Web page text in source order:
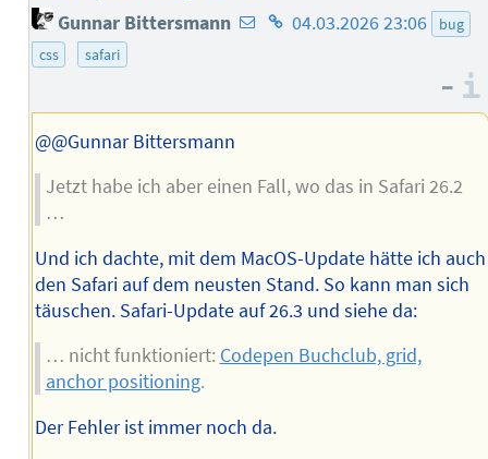
Gunnar Bittersmann E-
des
Homepage
04.03.2026 23:06
bug
css
safari
–
@@Gunnar Bittersmann
Jetzt habe ich aber einen Fall, wo das in Safari 26.2
…
Und ich dachte, mit dem MacOS-Update hätte ich auch
den Safari auf dem neusten Stand. So kann man sich
täuschen. Safari-Update auf 26.3 und siehe da:
… nicht funktioniert: Codepen Buchclub, grid,
anchor positioning.
Der Fehler ist immer noch da.